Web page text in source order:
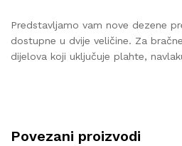
Predstavljamo vam nove dezene
dostupne u dvije veličine. Za
dijelova koji uključuje plahte,
Povezani proizvodi